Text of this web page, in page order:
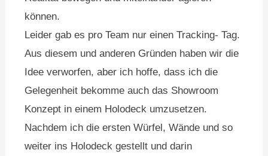
können.
Leider gab es pro Team nur einen Tracking- Tag.
Aus diesem und anderen Gründen haben wir die
Idee verworfen, aber ich hoffe, dass ich die
Gelegenheit bekomme auch das Showroom
Konzept in einem Holodeck umzusetzen.
Nachdem ich die ersten Würfel, Wände und so
weiter ins Holodeck gestellt und darin